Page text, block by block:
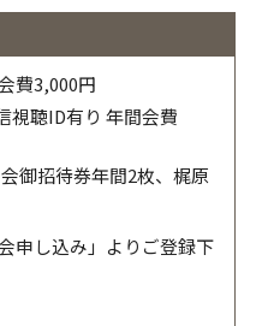
費3,000円
視聴ID有り 年間会費
御招待券年間2枚、梶原
申し込み」よりご登録下